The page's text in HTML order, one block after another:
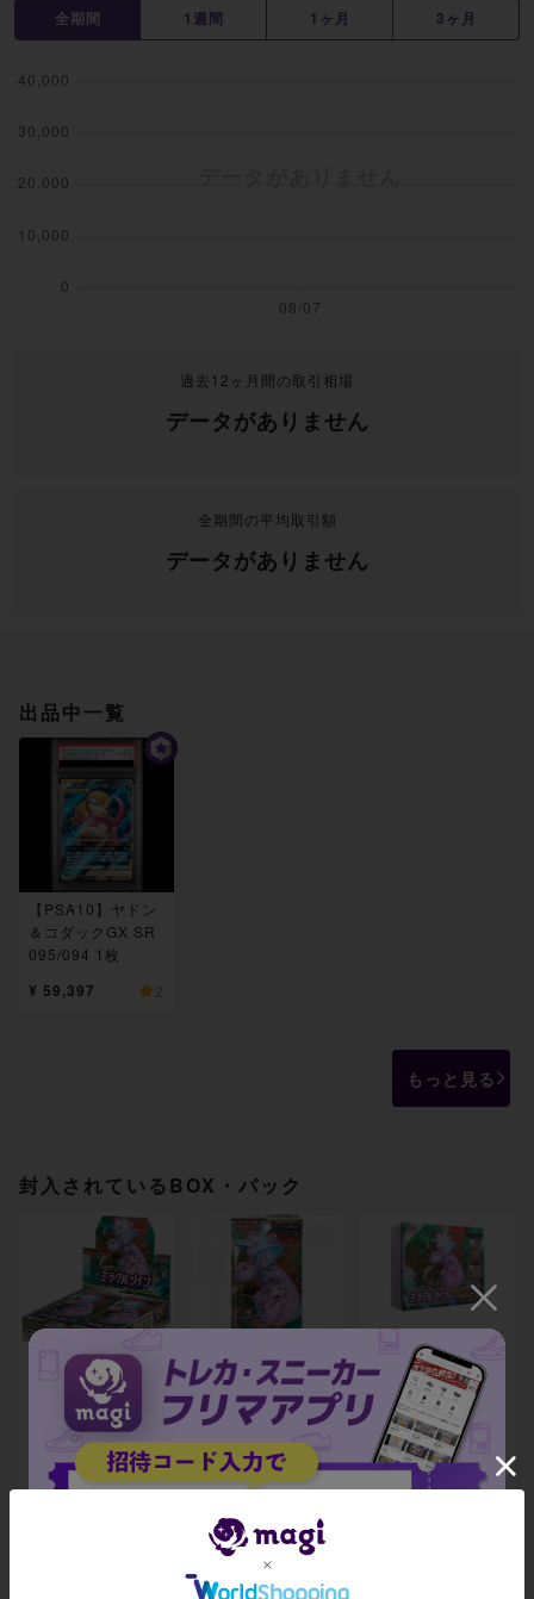
全期間 1週間 1ヶ月 3ヶ月
過去12ヶ月間の取引相場
データがありません
全期間の平均取引額
データがありません
出品中一覧
【PSA10】ヤドン
＆コダックGX SR
095/094 1枚
¥ 59,397 2
もっと見る
封入されているBOX・パック
ミラクルツイン 未
開封BOX
ミラクルツイン 未
開封パック
-
出品数 0
拡張パック ミラク
ルツイン ポケモン
センター限定セッ
ト 未開封BOX